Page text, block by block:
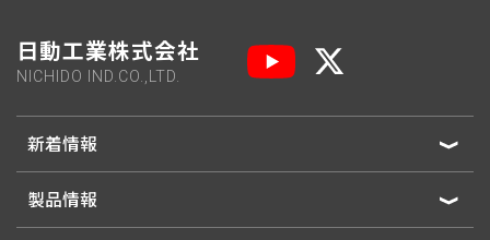
日動工業株式会社
NICHIDO IND.CO.,LTD.
新着情報
製品情報